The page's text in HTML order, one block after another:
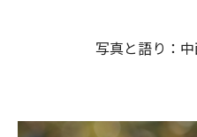
写真と語り：中